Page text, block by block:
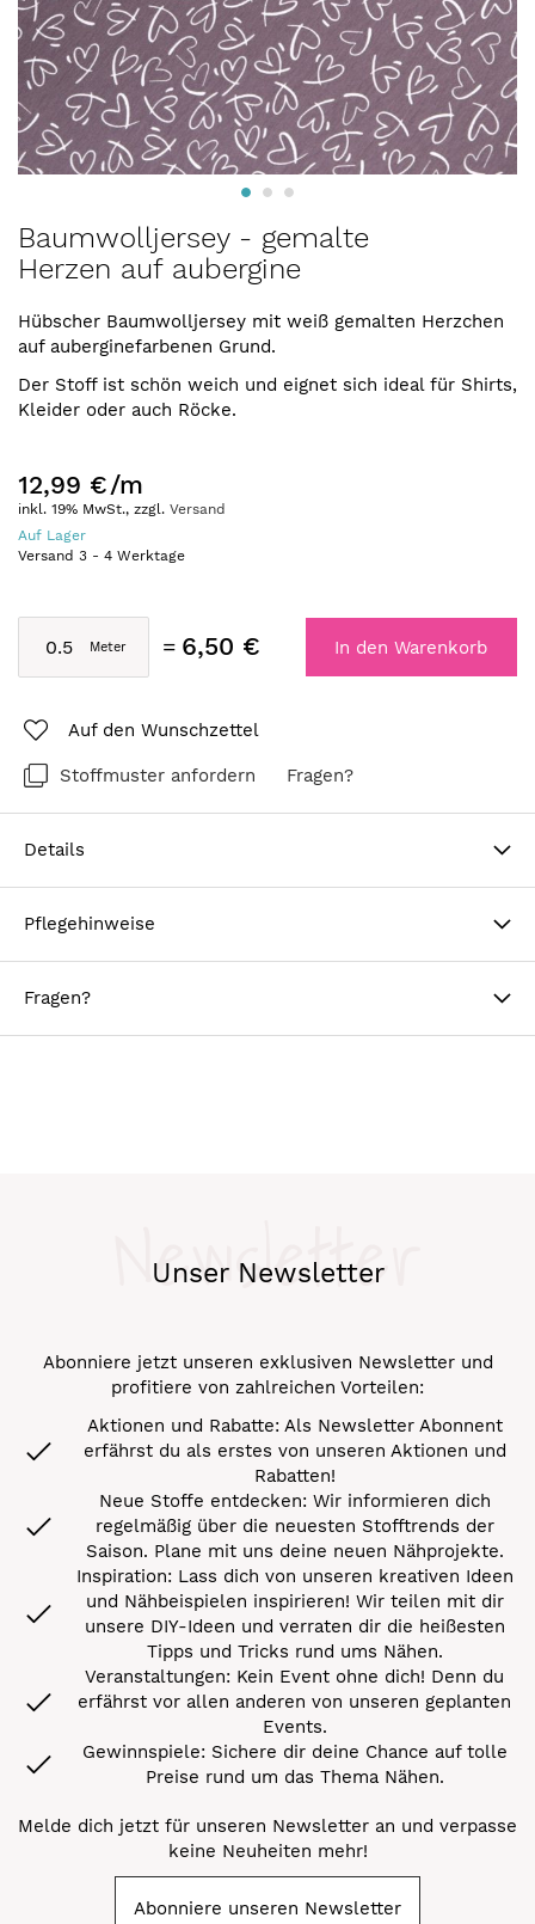
Anfang
der
springen
Baumwolljersey - gemalte
Herzen auf aubergine
Hübscher Baumwolljersey mit weiß gemalten Herzchen
auf auberginefarbenen Grund.
Der Stoff ist schön weich und eignet sich ideal für Shirts,
Kleider oder auch Röcke.
12,99 €/m
inkl. 19% MwSt., zzgl. Versand
Auf Lager
Versand 3 - 4 Werktage
6,50 € In den Warenkorb
Auf den Wunschzettel
Stoffmuster anfordern Fragen?
Details
Pflegehinweise
Fragen?
Unser Newsletter
Newsletter
Abonniere jetzt unseren exklusiven Newsletter und
profitiere von zahlreichen Vorteilen:
Aktionen und Rabatte: Als Newsletter Abonnent
erfährst du als erstes von unseren Aktionen und
Rabatten!
Neue Stoffe entdecken: Wir informieren dich
regelmäßig über die neuesten Stofftrends der
Saison. Plane mit uns deine neuen Nähprojekte.
Inspiration: Lass dich von unseren kreativen Ideen
und Nähbeispielen inspirieren! Wir teilen mit dir
unsere DIY-Ideen und verraten dir die heißesten
Tipps und Tricks rund ums Nähen.
Veranstaltungen: Kein Event ohne dich! Denn du
erfährst vor allen anderen von unseren geplanten
Events.
Gewinnspiele: Sichere dir deine Chance auf tolle
Preise rund um das Thema Nähen.
Melde dich jetzt für unseren Newsletter an und verpasse
keine Neuheiten mehr!
Abonniere unseren Newsletter